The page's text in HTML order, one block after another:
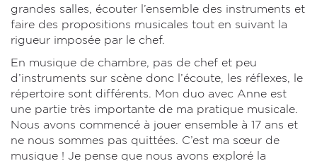
grandes salles, écouter l’ensemble des instruments et
faire des propositions musicales tout en suivant la
rigueur imposée par le chef.
En musique de chambre, pas de chef et peu
d’instruments sur scène donc l’écoute, les réflexes, le
répertoire sont différents. Mon duo avec Anne est
une partie très importante de ma pratique musicale.
Nous avons commencé à jouer ensemble à 17 ans et
ne nous sommes pas quittées. C’est ma sœur de
musique ! Je pense que nous avons exploré la